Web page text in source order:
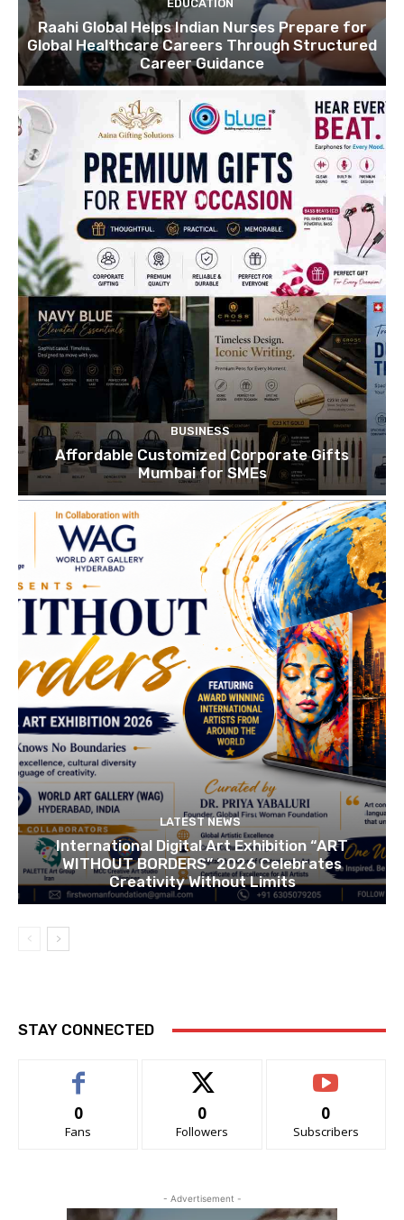
EDUCATION
Raahi Global Helps Indian Nurses Prepare for
Global Healthcare Careers Through Structured
Career Guidance
BUSINESS
Affordable Customized Corporate Gifts
Mumbai for SMEs
LATEST NEWS
International Digital Art Exhibition “ART
WITHOUT BORDERS” 2026 Celebrates
Creativity Without Limits
STAY CONNECTED
0
Fans
0
Followers
0
Subscribers
- Advertisement -